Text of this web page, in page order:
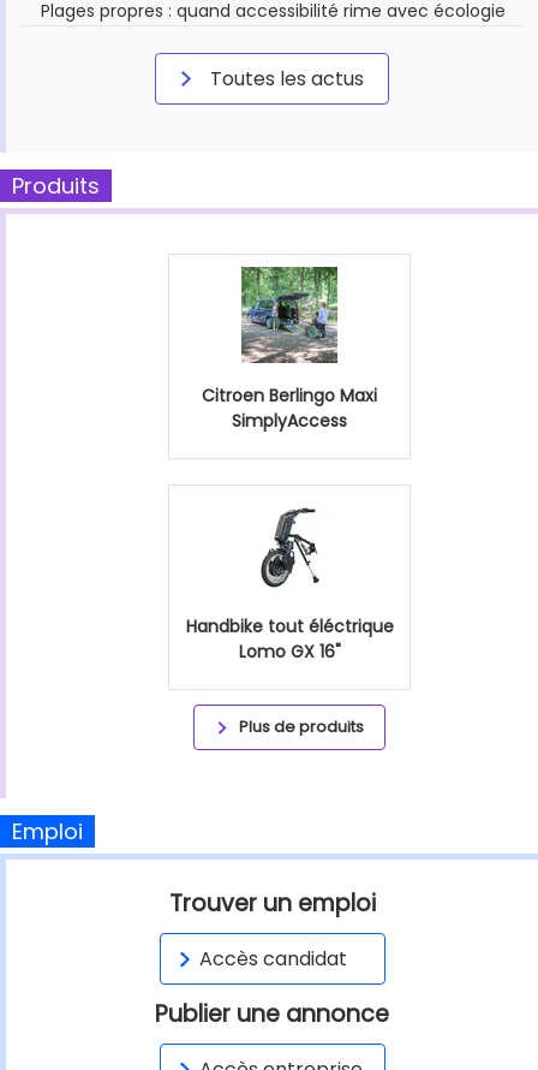
Plages propres : quand accessibilité rime avec écologie
Toutes les actus
Produits
Citroen Berlingo Maxi
SimplyAccess
Handbike tout éléctrique
Lomo GX 16"
Plus de produits
Emploi
Trouver un emploi
Accès candidat
Publier une annonce